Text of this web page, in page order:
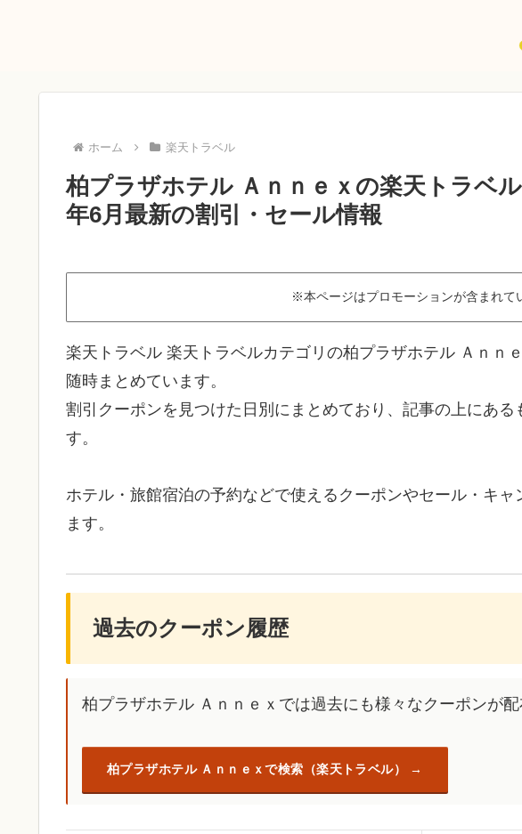
ホーム 楽天トラベル
柏プラザホテル Ａｎｎｅｘの楽天トラベ
年6月最新の割引・セール情報
※本ページはプロモーションが含まれて
楽天トラベル 楽天トラベルカテゴリの柏プラザホテル Ａｎｎ
随時まとめています。
割引クーポンを見つけた日別にまとめており、記事の上にある
す。
ホテル・旅館宿泊の予約などで使えるクーポンやセール・キ
ます。
過去のクーポン履歴
柏プラザホテル Ａｎｎｅｘでは過去にも様々なクーポンが配
柏プラザホテル Ａｎｎｅｘで検索（楽天トラベル）